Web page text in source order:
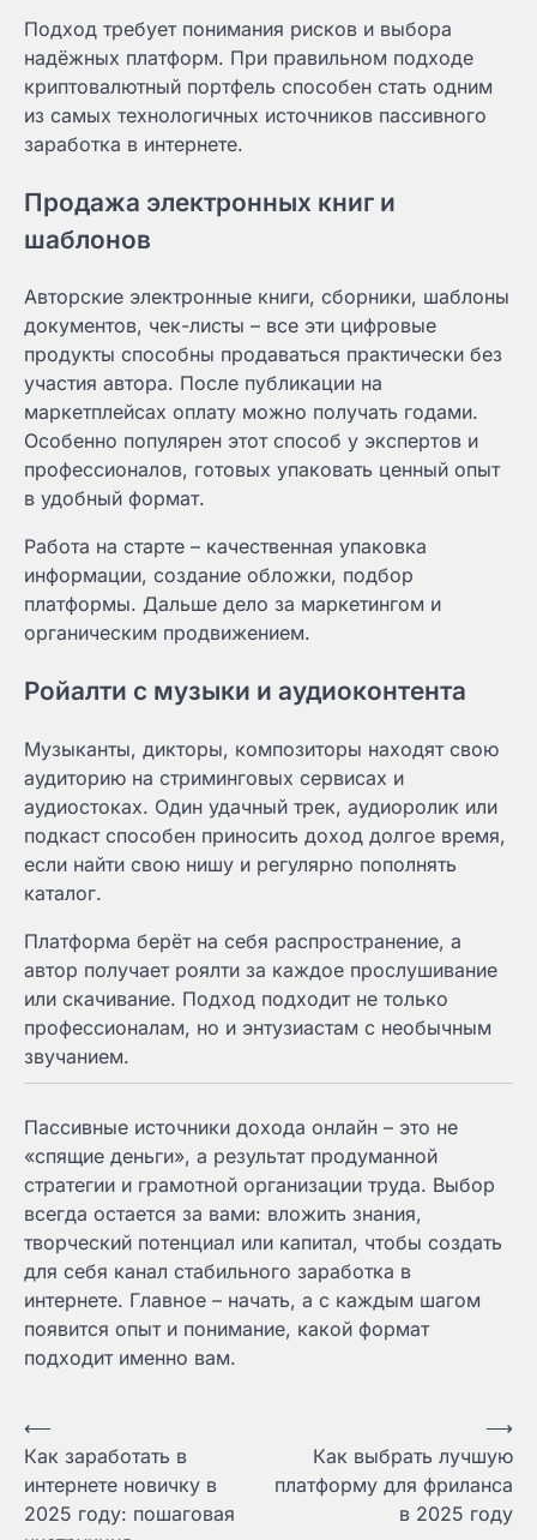
Подход требует понимания рисков и выбора
надёжных платформ. При правильном подходе
криптовалютный портфель способен стать одним
из самых технологичных источников пассивного
заработка в интернете.
Продажа электронных книг и
шаблонов
Авторские электронные книги, сборники, шаблоны
документов, чек-листы – все эти цифровые
продукты способны продаваться практически без
участия автора. После публикации на
маркетплейсах оплату можно получать годами.
Особенно популярен этот способ у экспертов и
профессионалов, готовых упаковать ценный опыт
в удобный формат.
Работа на старте – качественная упаковка
информации, создание обложки, подбор
платформы. Дальше дело за маркетингом и
органическим продвижением.
Ройалти с музыки и аудиоконтента
Музыканты, дикторы, композиторы находят свою
аудиторию на стриминговых сервисах и
аудиостоках. Один удачный трек, аудиоролик или
подкаст способен приносить доход долгое время,
если найти свою нишу и регулярно пополнять
каталог.
Платформа берёт на себя распространение, а
автор получает роялти за каждое прослушивание
или скачивание. Подход подходит не только
профессионалам, но и энтузиастам с необычным
звучанием.
Пассивные источники дохода онлайн – это не
«спящие деньги», а результат продуманной
стратегии и грамотной организации труда. Выбор
всегда остается за вами: вложить знания,
творческий потенциал или капитал, чтобы создать
для себя канал стабильного заработка в
интернете. Главное – начать, а с каждым шагом
появится опыт и понимание, какой формат
подходит именно вам.
Навигация
по
записям
⟵
Как заработать в
интернете новичку в
2025 году: пошаговая
Как выбрать лучшую
платформу для фриланса
в 2025 году
⟶